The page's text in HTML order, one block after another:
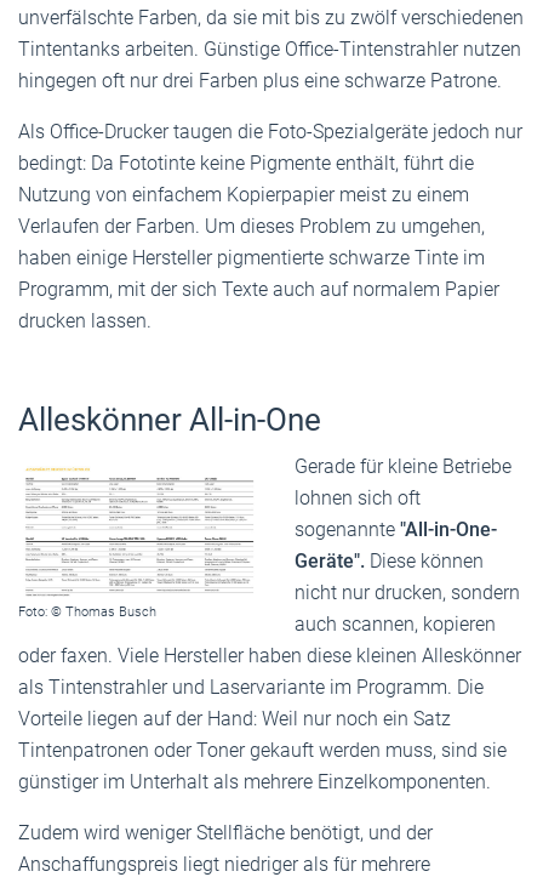
unverfälschte Farben, da sie mit bis zu zwölf verschiedenen
Tintentanks arbeiten. Günstige Office-Tintenstrahler nutzen
hingegen oft nur drei Farben plus eine schwarze Patrone.
Als ­Office-Drucker taugen die Foto-Spezial­geräte jedoch nur
bedingt: Da Fototinte keine Pigmente enthält, führt die
Nutzung von einfachem Kopierpapier meist zu ­einem
Verlaufen der Farben. Um dieses Problem zu umgehen,
haben einige Hersteller pigmentierte schwarze Tinte im
Programm, mit der sich Texte auch auf nor­malem Papier
drucken lassen.
Alleskönner All-in-One
Foto: © Thomas Busch
Gerade für kleine Betriebe
lohnen sich oft
sogenannte "All-in-One-
Geräte". Diese können
nicht nur drucken, sondern
auch scannen, kopieren
oder faxen. Viele Hersteller haben diese kleinen Alleskönner
als Tintenstrahler und Laservariante im Programm. Die
Vorteile liegen auf der Hand: Weil nur noch ein Satz
Tintenpatronen oder Toner gekauft werden muss, sind sie
günstiger im Unterhalt als mehrere Einzelkomponenten.
Zudem wird weniger Stellfläche benötigt, und der
Anschaffungspreis liegt niedriger als für mehrere